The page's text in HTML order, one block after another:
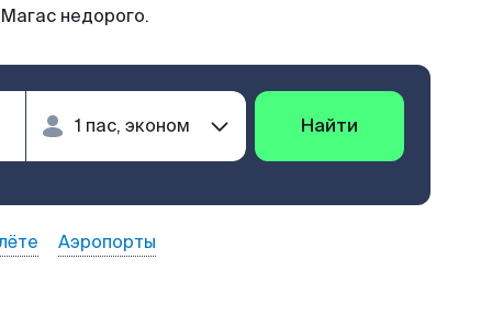
недорого.
Найти
Аэропорты